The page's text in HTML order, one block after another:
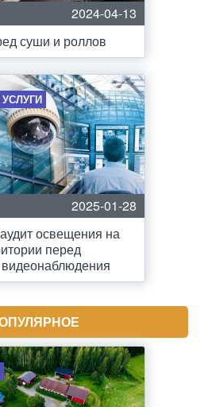
2024-04-13
суши и роллов
2025-01-28
освещения на
перед
видеонаблюдения